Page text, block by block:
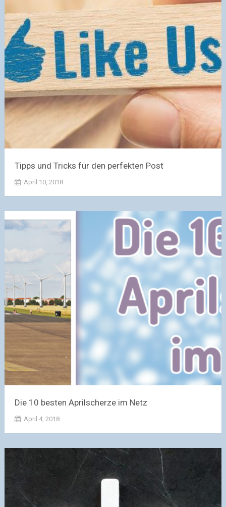
Tipps und Tricks für den perfekten Post
April 10, 2018
Die 10 besten Aprilscherze im Netz
April 4, 2018